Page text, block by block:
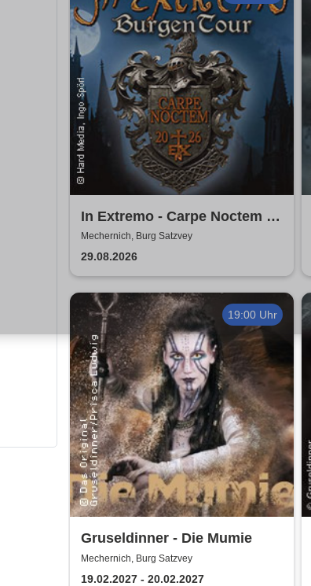
In Extremo - Carpe Noctem -
Burgentour 2026
Mechernich, Burg Satzvey
29.08.2026
19:00 Uhr
Gruseldinner - Die Mumie
Mechernich, Burg Satzvey
19.02.2027 - 20.02.2027